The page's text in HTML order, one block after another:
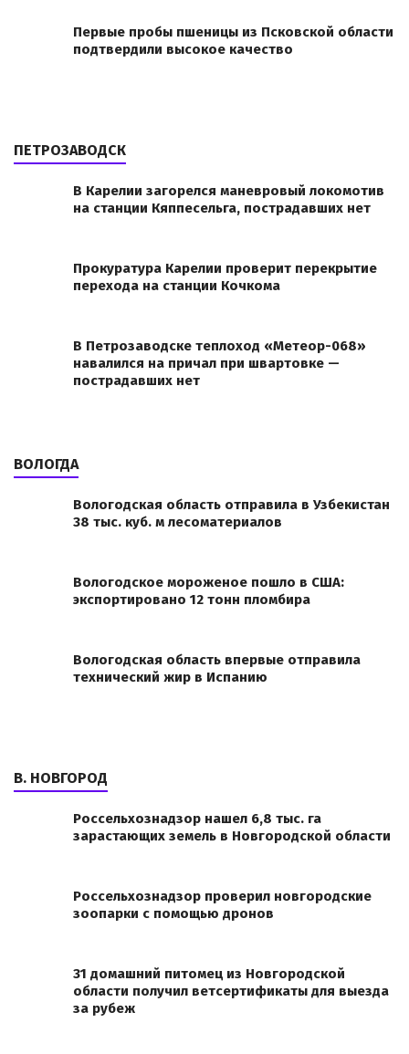
Первые пробы пшеницы из Псковской области
подтвердили высокое качество
ПЕТРОЗАВОДСК
В Карелии загорелся маневровый локомотив
на станции Кяппесельга, пострадавших нет
Прокуратура Карелии проверит перекрытие
перехода на станции Кочкома
В Петрозаводске теплоход «Метеор-068»
навалился на причал при швартовке —
пострадавших нет
ВОЛОГДА
Вологодская область отправила в Узбекистан
38 тыс. куб. м лесоматериалов
Вологодское мороженое пошло в США:
экспортировано 12 тонн пломбира
Вологодская область впервые отправила
технический жир в Испанию
В. НОВГОРОД
Россельхознадзор нашел 6,8 тыс. га
зарастающих земель в Новгородской области
Россельхознадзор проверил новгородские
зоопарки с помощью дронов
31 домашний питомец из Новгородской
области получил ветсертификаты для выезда
за рубеж